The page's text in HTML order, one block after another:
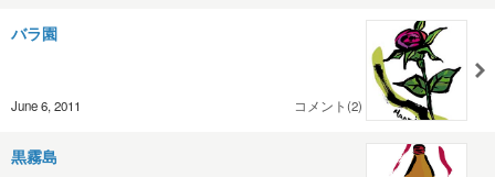
バラ園
June 6, 2011 コメント(2)
黒霧島